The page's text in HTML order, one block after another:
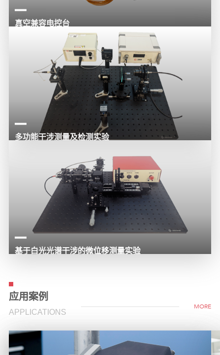
真空兼容电控台
专为超高真空环境研发的高精度电控位移台，可在真空度高达 10-5Pa 的条件下
多功能干涉测量及检测实验
基于白光光谱干涉的微位移测量实验
应用案例
APPLICATIONS
MORE